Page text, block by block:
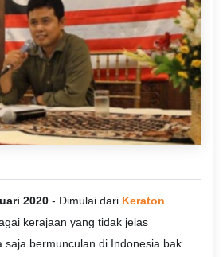
2020 - Dimulai dari Keraton
kerajaan yang tidak jelas
saja bermunculan di Indonesia bak